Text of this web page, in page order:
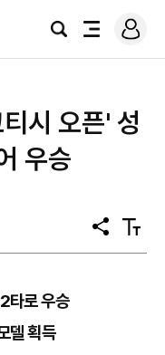
검
전
로
그
시 오픈' 성
우승
공
유
텍
스
타로 우승
델 획득